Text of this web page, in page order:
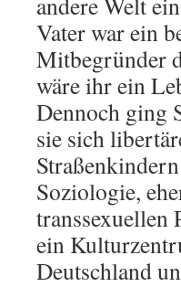
Vater war ein
Mitbegründer
wäre ihr ein
Dennoch ging
sie sich
Soziologie,
transsexuellen
ein
Deutschland